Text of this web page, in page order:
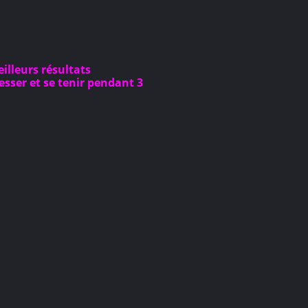
résultats
et se tenir pendant 3